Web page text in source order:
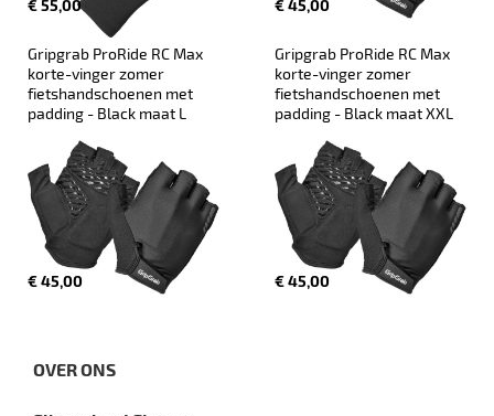
€ 55,00 € 45,00
Gripgrab ProRide RC Max
korte-vinger zomer
fietshandschoenen met
padding - Black maat L
€ 45,00
Gripgrab ProRide RC Max
korte-vinger zomer
fietshandschoenen met
padding - Black maat XXL
€ 45,00
OVER ONS